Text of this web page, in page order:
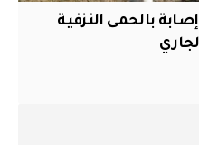
الصحة تعلن تسجيل 313 إصابة بالحمى النزفية